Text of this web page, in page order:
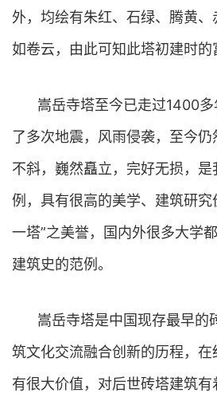
外，均绘有朱红、石绿、腾黄
如卷云，由此可知此塔初建时的
嵩岳寺塔至今已走过1400
了多次地震，风雨侵袭，至今
不斜，巍然矗立，完好无损，
例，具有很高的美学、建筑研究
一塔”之美誉，国内外很多大学
建筑史的范例。
嵩岳寺塔是中国现存最早的
筑文化交流融合创新的历程，
有很大价值，对后世砖塔建筑有